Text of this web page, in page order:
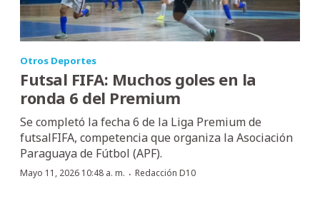
Otros Deportes
Futsal FIFA: Muchos goles en la
ronda 6 del Premium
Se completó la fecha 6 de la Liga Premium de
futsalFIFA, competencia que organiza la Asociación
Paraguaya de Fútbol (APF).
Mayo 11, 2026 10:48 a. m. · Redacción D10